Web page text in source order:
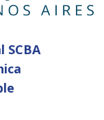
SCBA